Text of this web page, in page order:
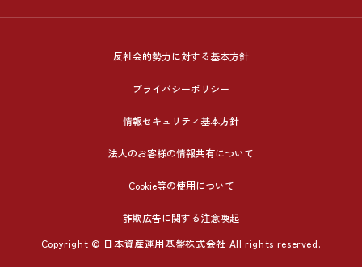
反社会的勢力に対する基本方針
プライバシーポリシー
情報セキュリティ基本方針
法人のお客様の情報共有について
Cookie等の使用について
詐欺広告に関する注意喚起
Copyright © 日本資産運用基盤株式会社 All rights reserved.